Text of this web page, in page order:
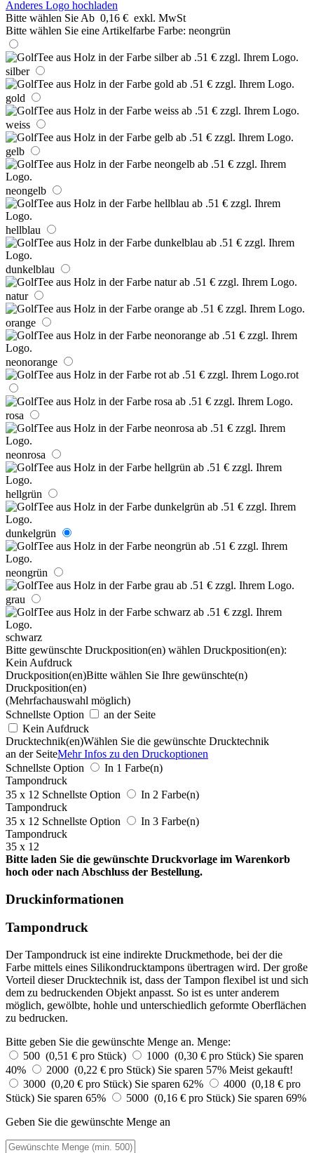
Anderes Logo hochladen
Bitte wählen Sie Ab 0,16 € exkl. MwSt
Bitte wählen Sie eine Artikelfarbe Farbe: neongrün
silber
gold
weiss
gelb
neongelb
hellblau
dunkelblau
natur
orange
neonorange
rot
rosa
neonrosa
hellgrün
dunkelgrün
neongrün
grau
schwarz
Bitte gewünschte Druckposition(en) wählen Druckposition(en):
Kein Aufdruck
Druckposition(en)Bitte wählen Sie Ihre gewünschte(n)
Druckposition(en)
(Mehrfachauswahl möglich)
Schnellste Option
an der Seite
Kein Aufdruck
Drucktechnik(en)Wählen Sie die gewünschte Drucktechnik
an der SeiteMehr Infos zu den Druckoptionen
Schnellste Option
In 1 Farbe(n)
Tampondruck
35 x 12 Schnellste Option
In 2 Farbe(n)
Tampondruck
35 x 12 Schnellste Option
In 3 Farbe(n)
Tampondruck
35 x 12
Bitte laden Sie die gewünschte Druckvorlage im Warenkorb
hoch oder nach Abschluss der Bestellung.
Druckinformationen
Tampondruck
Der Tampondruck ist eine indirekte Druckmethode, bei der die
Farbe mittels eines Silikondrucktampons übertragen wird. Der große
Vorteil dieser Drucktechnik ist, dass der Tampon flexibel ist und sich
dem zu bedruckenden Objekt anpasst. So ist es unter anderem
möglich, gewölbte, hohle und unterschiedlich geformte Oberflächen
zu bedrucken.
Bitte geben Sie die gewünschte Menge an. Menge:
500 (0,51 € pro Stück)
1000 (0,30 € pro Stück) Sie sparen
40%
2000 (0,22 € pro Stück) Sie sparen 57% Meist gekauft!
3000 (0,20 € pro Stück) Sie sparen 62%
4000 (0,18 € pro
Stück) Sie sparen 65% 5000 (0,16 € pro Stück) Sie sparen 69%
Geben Sie die gewünschte Menge an